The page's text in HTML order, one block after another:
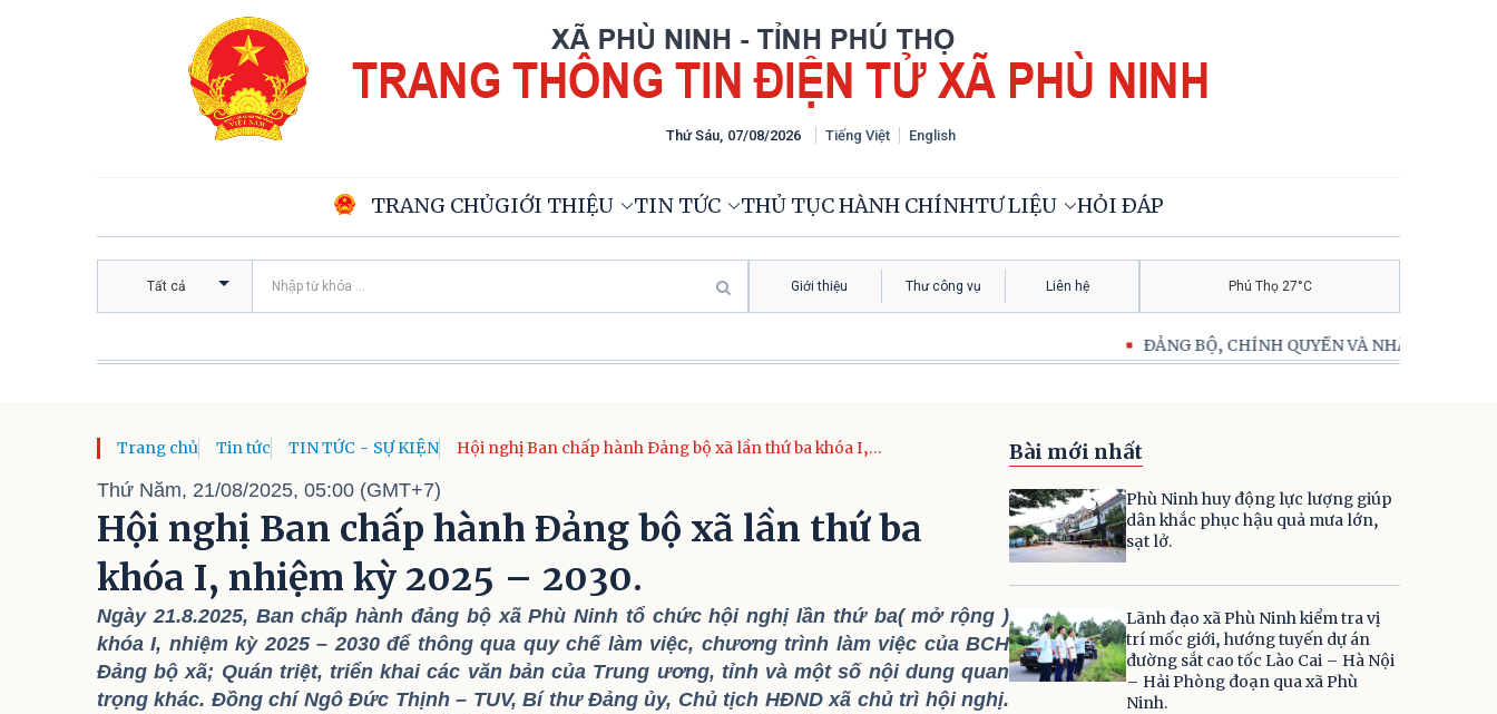
Thứ Sáu, 07/08/2026 Tiếng Việt English
TRANG CHỦGIỚI THIỆU TIN TỨC THỦ TỤC HÀNH CHÍNHTƯ LIỆU HỎI ĐÁP
Tất cả Giới thiệu Thư công vụ Liên hệ Phú Thọ 27°C
ĐẢNG BỘ, CHÍNH QUYỀN VÀ NHÂN DÂN XÃ PHÙ NINH QUYẾT TÂM
Trang chủ Tin tức TIN TỨC - SỰ KIỆN
Hội nghị Ban chấp hành Đảng bộ xã lần thứ ba khóa I,
Thứ Năm, 21/08/2025, 05:00 (GMT+7)
Hội nghị Ban chấp hành Đảng bộ xã lần thứ ba
khóa I, nhiệm kỳ 2025 – 2030.
Ngày 21.8.2025, Ban chấp hành đảng bộ xã Phù Ninh tổ chức hội nghị lần thứ ba( mở rộng )
khóa I, nhiệm kỳ 2025 – 2030 để thông qua quy chế làm việc, chương trình làm việc của BCH
Đảng bộ xã; Quán triệt, triển khai các văn bản của Trung ương, tỉnh và một số nội dung quan
trọng khác. Đồng chí Ngô Đức Thịnh – TUV, Bí thư Đảng ủy, Chủ tịch HĐND xã chủ trì hội nghị.
Bài mới nhất
Phù Ninh huy động lực lượng giúp
dân khắc phục hậu quả mưa lớn,
sạt lở.
Lãnh đạo xã Phù Ninh kiểm tra vị
trí mốc giới, hướng tuyến dự án
đường sắt cao tốc Lào Cai – Hà Nội
– Hải Phòng đoạn qua xã Phù
Ninh.